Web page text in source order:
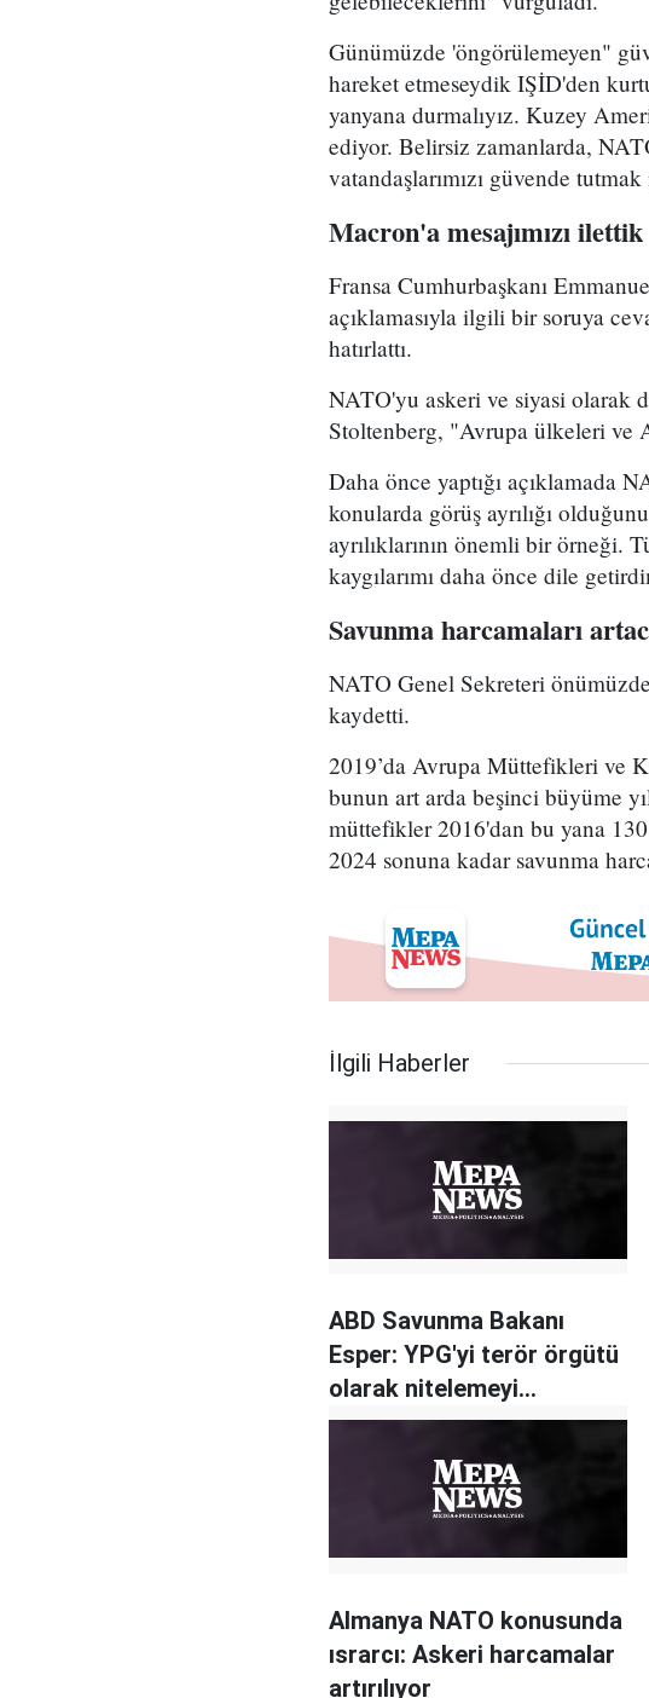
Günümüzde 'öngörülemeyen"
hareket etmeseydik IŞİD'den
yanyana durmalıyız. Kuzey
ediyor. Belirsiz zamanlarda,
vatandaşlarımızı güvende
Macron'a mesajımızı ilettik
Fransa Cumhurbaşkanı
açıklamasıyla ilgili bir soruya
hatırlattı.
NATO'yu askeri ve siyasi olarak
Stoltenberg, "Avrupa ülkeleri ve
Daha önce yaptığı açıklamada
konularda görüş ayrılığı
ayrılıklarının önemli bir örneği.
kaygılarımı daha önce dile
Savunma harcamaları
NATO Genel Sekreteri
kaydetti.
2019’da Avrupa Müttefikleri ve
bunun art arda beşinci büyüme
müttefikler 2016'dan bu yana
2024 sonuna kadar savunma
İlgili Haberler
ABD Savunma Bakanı
Esper: YPG'yi terör örgütü
olarak nitelemeyi
desteklemeyeceğiz
Almanya NATO konusunda
ısrarcı: Askeri harcamalar
artırılıyor